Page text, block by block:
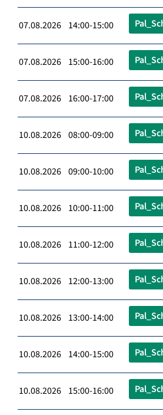
07.08.2026 14:00-15:00
07.08.2026 15:00-16:00
07.08.2026 16:00-17:00
10.08.2026 08:00-09:00
10.08.2026 09:00-10:00
10.08.2026 10:00-11:00
10.08.2026 11:00-12:00
10.08.2026 12:00-13:00
10.08.2026 13:00-14:00
10.08.2026 14:00-15:00
10.08.2026 15:00-16:00